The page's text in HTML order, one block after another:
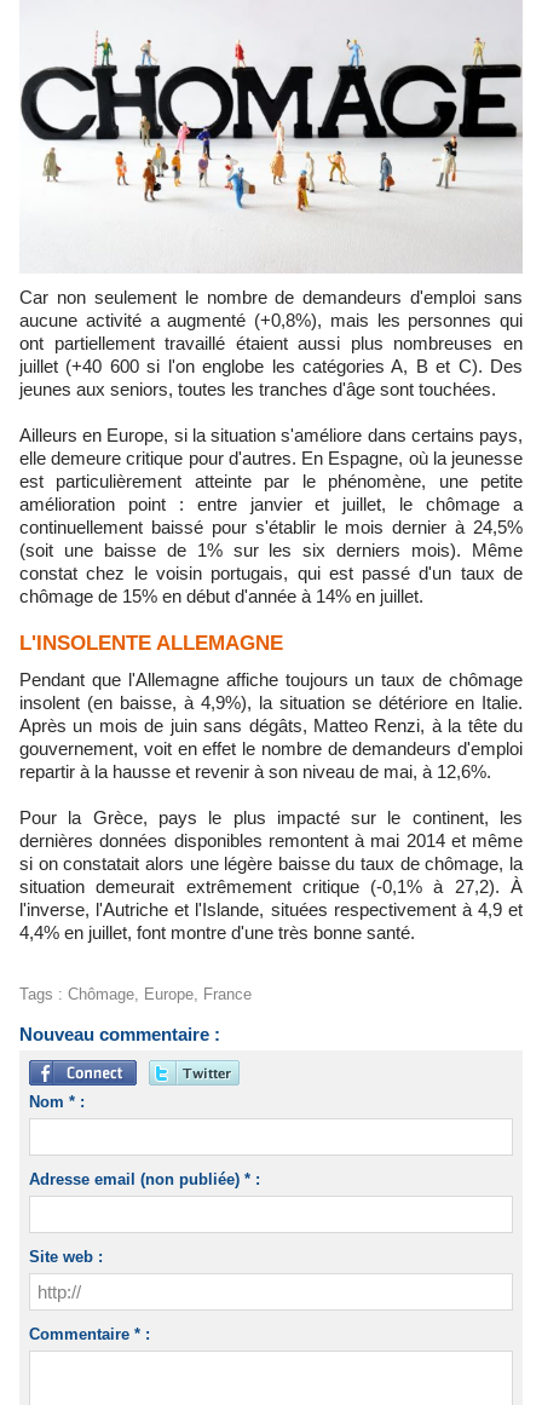
Car non seulement le nombre de demandeurs d'emploi sans
aucune activité a augmenté (+0,8%), mais les personnes qui
ont partiellement travaillé étaient aussi plus nombreuses en
juillet (+40 600 si l'on englobe les catégories A, B et C). Des
jeunes aux seniors, toutes les tranches d'âge sont touchées.
Ailleurs en Europe, si la situation s'améliore dans certains pays,
elle demeure critique pour d'autres. En Espagne, où la jeunesse
est particulièrement atteinte par le phénomène, une petite
amélioration point : entre janvier et juillet, le chômage a
continuellement baissé pour s'établir le mois dernier à 24,5%
(soit une baisse de 1% sur les six derniers mois). Même
constat chez le voisin portugais, qui est passé d'un taux de
chômage de 15% en début d'année à 14% en juillet.
L'INSOLENTE ALLEMAGNE
Pendant que l'Allemagne affiche toujours un taux de chômage
insolent (en baisse, à 4,9%), la situation se détériore en Italie.
Après un mois de juin sans dégâts, Matteo Renzi, à la tête du
gouvernement, voit en effet le nombre de demandeurs d'emploi
repartir à la hausse et revenir à son niveau de mai, à 12,6%.
Pour la Grèce, pays le plus impacté sur le continent, les
dernières données disponibles remontent à mai 2014 et même
si on constatait alors une légère baisse du taux de chômage, la
situation demeurait extrêmement critique (-0,1% à 27,2). À
l'inverse, l'Autriche et l'Islande, situées respectivement à 4,9 et
4,4% en juillet, font montre d'une très bonne santé.
Tags : Chômage, Europe, France
Nouveau commentaire :
Nom * :
Adresse email (non publiée) * :
Site web :
Commentaire * :